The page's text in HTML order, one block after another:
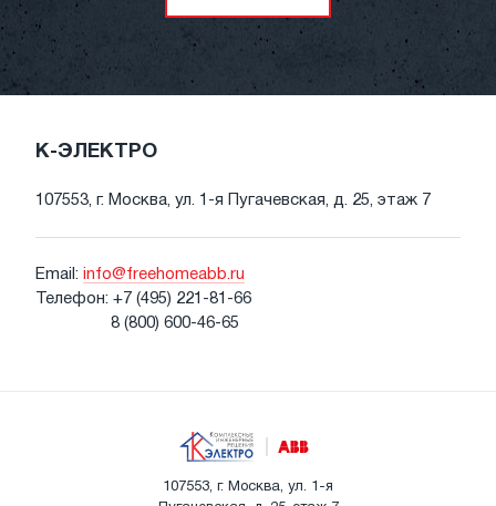
К-ЭЛЕКТРО
107553, г. Москва, ул. 1-я Пугачевская, д. 25, этаж 7
Email: info@freehomeabb.ru
Телефон: +7 (495) 221-81-66
8 (800) 600-46-65
107553, г. Москва, ул. 1-я